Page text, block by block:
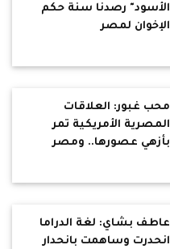
الأسود" رصدنا سنة حكم
الإخوان لمصر
محب غبور: العلاقات
المصرية الأمريكية تمر
بأزهي عصورها.. ومصر
عاطف بشاي: لغة الدراما
انحدرت وساهمت بانحدار